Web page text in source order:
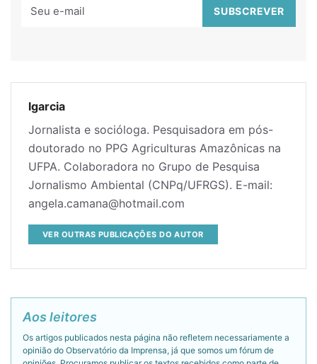
lgarcia
Jornalista e socióloga. Pesquisadora em pós-
doutorado no PPG Agriculturas Amazônicas na
UFPA. Colaboradora no Grupo de Pesquisa
Jornalismo Ambiental (CNPq/UFRGS). E-mail:
angela.camana@hotmail.com
VER OUTRAS PUBLICAÇÕES DO AUTOR
Aos leitores
Os artigos publicados nesta página não refletem necessariamente a
opinião do Observatório da Imprensa, já que somos um fórum de